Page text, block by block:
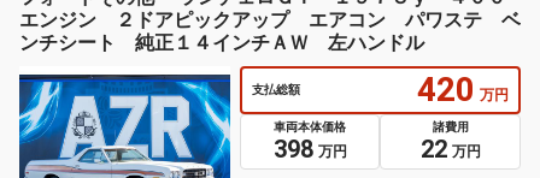
エンジン ２ドアピックアップ エアコン パワステ ベ
ンチシート 純正１４インチＡＷ 左ハンドル
支払総額 420 万円
車両本体価格
398 万円
諸費用
22 万円